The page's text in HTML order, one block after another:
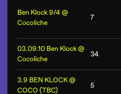
Ben Klock 9/4 @
Cocoliche
7
03.09.10 Ben Klock @
Cocoliche
34
3.9 BEN KLOCK @
COCO (TBC)
5